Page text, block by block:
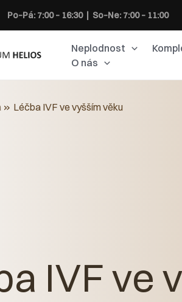
Po–Pá: 7:00 – 16:30 | So–Ne: 7:00 – 11:00
Neplodnost
O nás
IVF ve
Léčba IVF ve vyšším věku